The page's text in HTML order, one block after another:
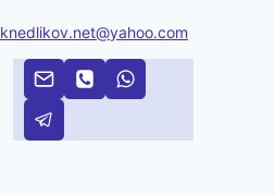
knedlikov.net@yahoo.com